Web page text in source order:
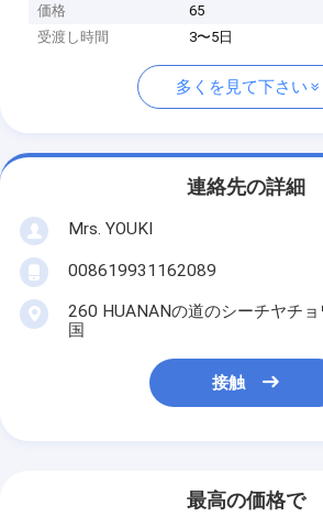
価格
65
受渡し時間
3〜5日
多くを見て下さい
連絡先の詳細
Mrs. YOUKI
008619931162089
260 HUANANの道のシーチヤチ
国
接触
最高の価格で